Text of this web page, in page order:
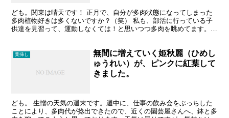
ども。関東は晴天です！ 正月で、自分が多肉状態になってしまった
多肉植物好きは多くないですか？（笑） 私も、部活に行っている子
供達を見習って、運動しなくては！と思いつつ多肉を眺めてます。ダ
葉挿し
無間に増えていく姫秋麗（ひめし
ゅうれい）が、ピンクに紅葉して
きました。
ども。 生憎の天気の週末です。週中に、仕事の飲み会をぶっちした
ことにより、多肉代が捻出できたので、近くの園芸屋さんへ、鉢と多